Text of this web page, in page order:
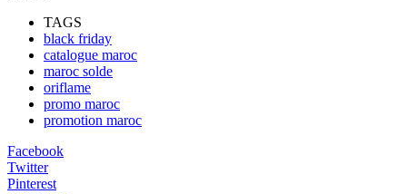
TAGS
black friday
catalogue maroc
maroc solde
oriflame
promo maroc
promotion maroc
Facebook
Twitter
Pinterest